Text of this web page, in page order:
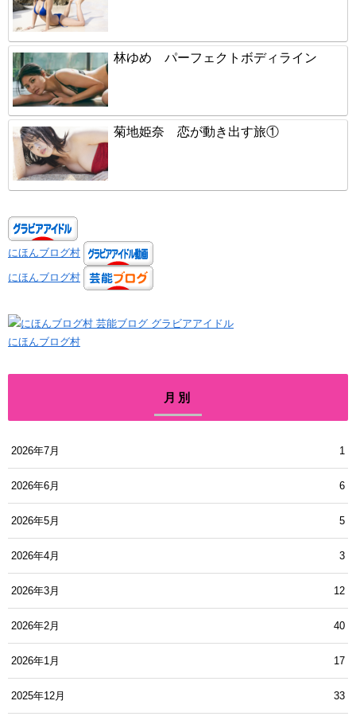
林ゆめ パーフェクトボディライン
菊地姫奈 恋が動き出す旅①
にほんブログ村
にほんブログ村
にほんブログ村
月別
2026年7月 1
2026年6月 6
2026年5月 5
2026年4月 3
2026年3月 12
2026年2月 40
2026年1月 17
2025年12月 33